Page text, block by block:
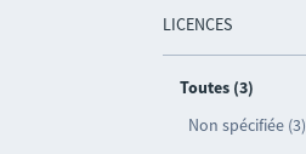
LICENCES
Toutes (3)
Non spécifiée (3)